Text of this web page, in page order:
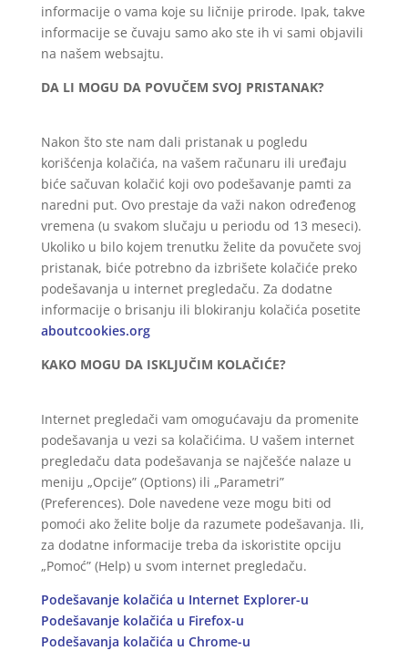
informacije o vama koje su ličnije prirode. Ipak, takve
informacije se čuvaju samo ako ste ih vi sami objavili
na našem websajtu.
DA LI MOGU DA POVUČEM SVOJ PRISTANAK?
Nakon što ste nam dali pristanak u pogledu
korišćenja kolačića, na vašem računaru ili uređaju
biće sačuvan kolačić koji ovo podešavanje pamti za
naredni put. Ovo prestaje da važi nakon određenog
vremena (u svakom slučaju u periodu od 13 meseci).
Ukoliko u bilo kojem trenutku želite da povučete svoj
pristanak, biće potrebno da izbrišete kolačiće preko
podešavanja u internet pregledaču. Za dodatne
informacije o brisanju ili blokiranju kolačića posetite
aboutcookies.org
KAKO MOGU DA ISKLJUČIM KOLAČIĆE?
Internet pregledači vam omogućavaju da promenite
podešavanja u vezi sa kolačićima. U vašem internet
pregledaču data podešavanja se najčešće nalaze u
meniju „Opcije” (Options) ili „Parametri”
(Preferences). Dole navedene veze mogu biti od
pomoći ako želite bolje da razumete podešavanja. Ili,
za dodatne informacije treba da iskoristite opciju
„Pomoć” (Help) u svom internet pregledaču.
Podešavanje kolačića u Internet Explorer-u
Podešavanje kolačića u Firefox-u
Podešavanja kolačića u Chrome-u